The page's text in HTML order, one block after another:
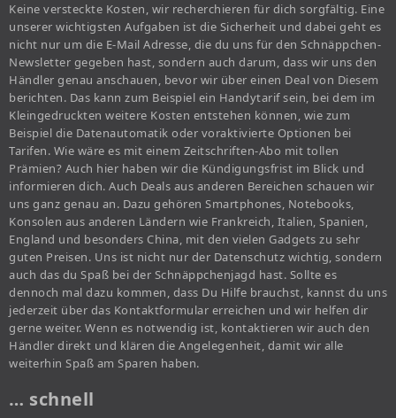
Keine versteckte Kosten, wir recherchieren für dich sorgfältig. Eine
unserer wichtigsten Aufgaben ist die Sicherheit und dabei geht es
nicht nur um die E-Mail Adresse, die du uns für den Schnäppchen-
Newsletter gegeben hast, sondern auch darum, dass wir uns den
Händler genau anschauen, bevor wir über einen Deal von Diesem
berichten. Das kann zum Beispiel ein Handytarif sein, bei dem im
Kleingedruckten weitere Kosten entstehen können, wie zum
Beispiel die Datenautomatik oder voraktivierte Optionen bei
Tarifen. Wie wäre es mit einem Zeitschriften-Abo mit tollen
Prämien? Auch hier haben wir die Kündigungsfrist im Blick und
informieren dich. Auch Deals aus anderen Bereichen schauen wir
uns ganz genau an. Dazu gehören Smartphones, Notebooks,
Konsolen aus anderen Ländern wie Frankreich, Italien, Spanien,
England und besonders China, mit den vielen Gadgets zu sehr
guten Preisen. Uns ist nicht nur der Datenschutz wichtig, sondern
auch das du Spaß bei der Schnäppchenjagd hast. Sollte es
dennoch mal dazu kommen, dass Du Hilfe brauchst, kannst du uns
jederzeit über das Kontaktformular erreichen und wir helfen dir
gerne weiter. Wenn es notwendig ist, kontaktieren wir auch den
Händler direkt und klären die Angelegenheit, damit wir alle
weiterhin Spaß am Sparen haben.
… schnell